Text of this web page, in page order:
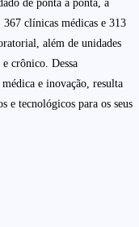
de ponta a ponta, a
clínicas médicas e 313
além de unidades
crônico. Dessa
e inovação, resulta
e tecnológicos para os seus